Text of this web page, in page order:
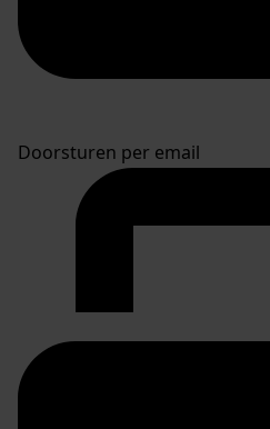
Doorsturen per email